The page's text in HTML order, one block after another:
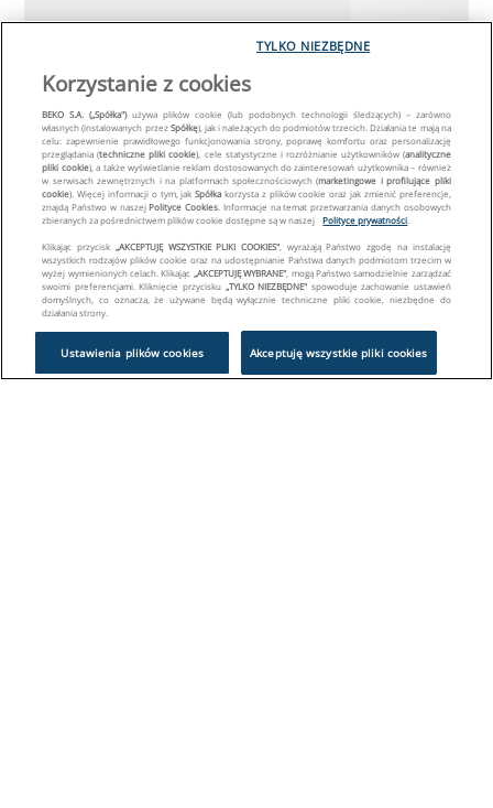
Korzystanie z cookies
BEKO S.A. („Spółka")używa plików cookie (lub podobnych technologii śledzących) – zarówno
własnych (instalowanych przezSpółkę), jak i należących do podmiotów trzecich. Działania te mają na
celu: zapewnienie prawidłowego funkcjonowania strony, poprawę komfortu oraz personalizację
przeglądania (techniczne pliki cookie), cele statystyczne i rozróżnianie użytkowników (analityczne
pliki cookie), a także wyświetlanie reklam dostosowanych do zainteresowań użytkownika – również
w serwisach zewnętrznych i na platformach społecznościowych (marketingowe i profilujące pliki
cookie). Więcej informacji o tym, jakSpółka korzysta z plików cookie oraz jak zmienić preferencje,
znajdą Państwo w naszejPolityce Cookies . Informacje na temat przetwarzania danych osobowych
zbieranych za pośrednictwem plików cookie dostępne są w naszej
Polityce prywatności
Klikając przycisk „AKCEPTUJĘ WSZYSTKIE PLIKI COOKIES" , wyrażają Państwo zgodę na instalację
wszystkich rodzajów plików cookie oraz na udostępnianie Państwa danych podmiotom trzecim w
wyżej wymienionych celach. Klikając „AKCEPTUJĘ WYBRANE" , mogą Państwo samodzielnie zarządzać
swoimi preferencjami. Kliknięcie przycisku „TYLKO NIEZBĘDNE" spowoduje zachowanie ustawień
domyślnych, co oznacza, że używane będą wyłącznie techniczne pliki cookie, niezbędne do
działania strony.
Ustawienia plików cookies Akceptuję wszystkie pliki cookies
TYLKO NIEZBĘDNE